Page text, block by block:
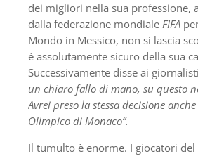
dei migliori nella sua professione,
dalla federazione mondiale FIFA
Mondo in Messico, non si lascia
è assolutamente sicuro della sua
Successivamente disse ai
un chiaro fallo di mano, su questo
Avrei preso la stessa decisione
Olimpico di Monaco”.
Il tumulto è enorme. I giocatori del